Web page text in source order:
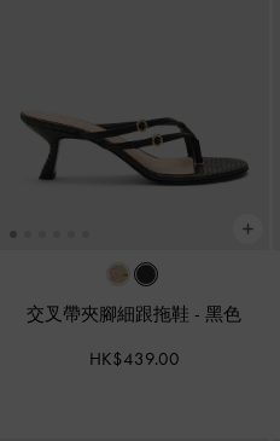
交叉帶夾腳細跟拖鞋 -黑色
HK$439.00